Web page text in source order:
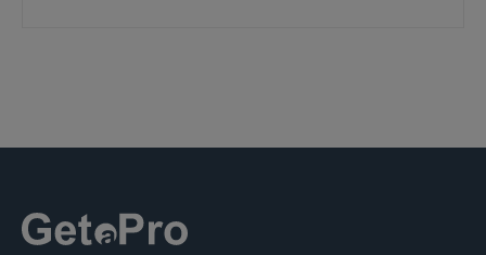
 Sign in with Apple